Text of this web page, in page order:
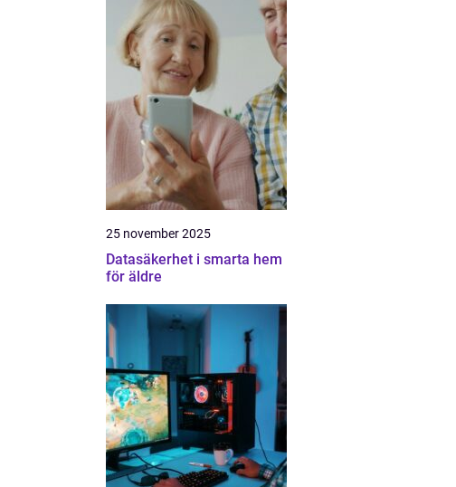
25 november 2025
Datasäkerhet i smarta hem
för äldre